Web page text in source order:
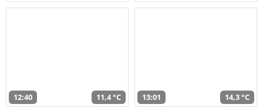
12:40 11,4 °C 13:01 14,3 °C